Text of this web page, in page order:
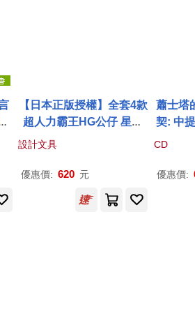
【日本正版授權】全套4款
超人力霸王HG公仔 星球
篇 769962 扭蛋/轉蛋 喬伊
祖魯克星人/ULTRAMAN
設計文具
優惠價: 620 元
蕭士塔
契: 中
佩爾特:
爾 / 鋼
CD
優惠價: